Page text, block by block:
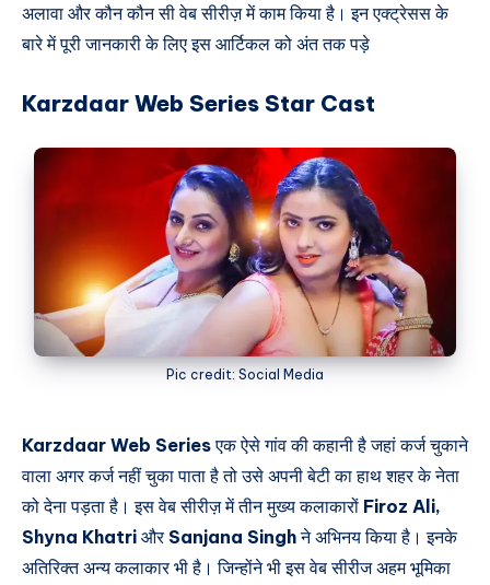
अलावा और कौन कौन सी वेब सीरीज़ में काम किया है। इन एक्ट्रेसस के
बारे में पूरी जानकारी के लिए इस आर्टिकल को अंत तक पड़े
Karzdaar Web Series Star Cast
Pic credit: Social Media
Karzdaar Web Seriesएक ऐसे गांव की कहानी है जहां कर्ज चुकाने
वाला अगर कर्ज नहीं चुका पाता है तो उसे अपनी बेटी का हाथ शहर के नेता
को देना पड़ता है। इस वेब सीरीज़ में तीन मुख्य कलाकारों Firoz Ali,
Shyna Khatri औरSanjana Singhने अभिनय किया है। इनके
अतिरिक्त अन्य कलाकार भी है। जिन्होंने भी इस वेब सीरीज अहम भूमिका